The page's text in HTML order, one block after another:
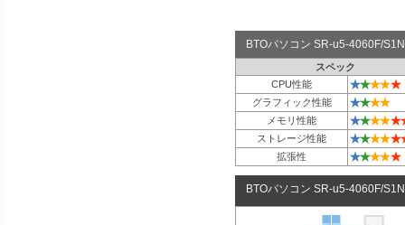
BTOパソコン SR-u5-4060F/
スペック
CPU性能
★★★★★
グラフィック性能 ★★★★
メモリ性能 ★★★★★
ストレージ性能 ★★★★★
拡張性 ★★★★★
BTOパソコン SR-u5-4060F/